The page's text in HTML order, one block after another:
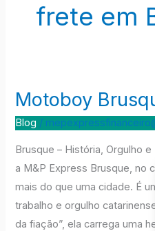
frete em
Motoboy
Blog /
Brusque – História, Orgulho
a M&P Express Brusque, no
mais do que uma cidade. É
trabalho e orgulho
da fiação”, ela carrega uma
Motoboy
Brusque